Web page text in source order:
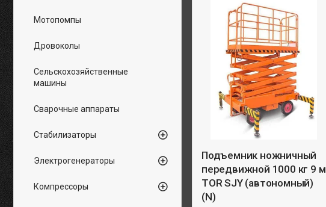
Подъемник ножничный
передвижной 1000 кг 9 м
TOR SJY (автономный)
(N)
Мотопомпы
Дровоколы
Сельскохозяйственные
машины
Сварочные аппараты
Стабилизаторы
Электрогенераторы
Компрессоры